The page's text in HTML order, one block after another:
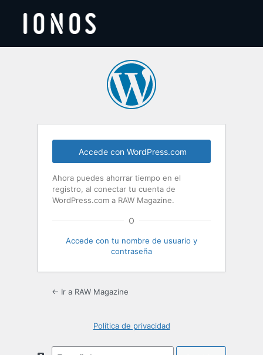
Accede con WordPress.com
Ahora puedes ahorrar tiempo en el
registro, al conectar tu cuenta de
WordPress.com a RAW Magazine.
O
Accede con tu nombre de usuario y
contraseña
← Ir a RAW Magazine
Política de privacidad